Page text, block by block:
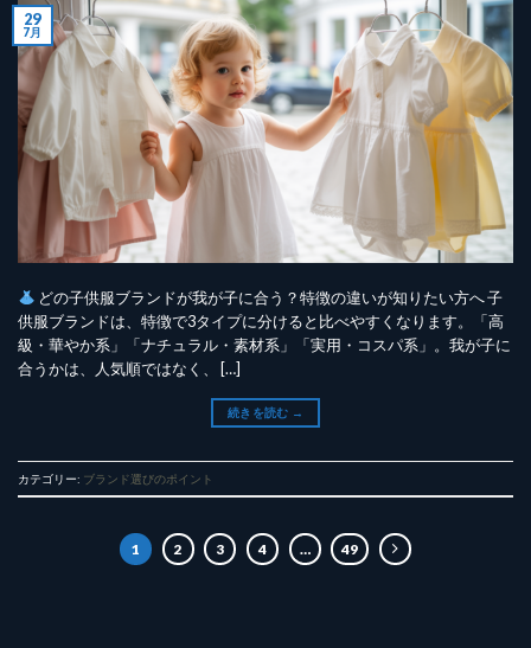
29
7月
どの子供服ブランドが我が子に合う？特徴の違いが知りたい方へ 子
供服ブランドは、特徴で3タイプに分けると比べやすくなります。「高
級・華やか系」「ナチュラル・素材系」「実用・コスパ系」。我が子に
合うかは、人気順ではなく、 […]
続きを読む →
カテゴリー: ブランド選びのポイント
1 2 3 4 … 49